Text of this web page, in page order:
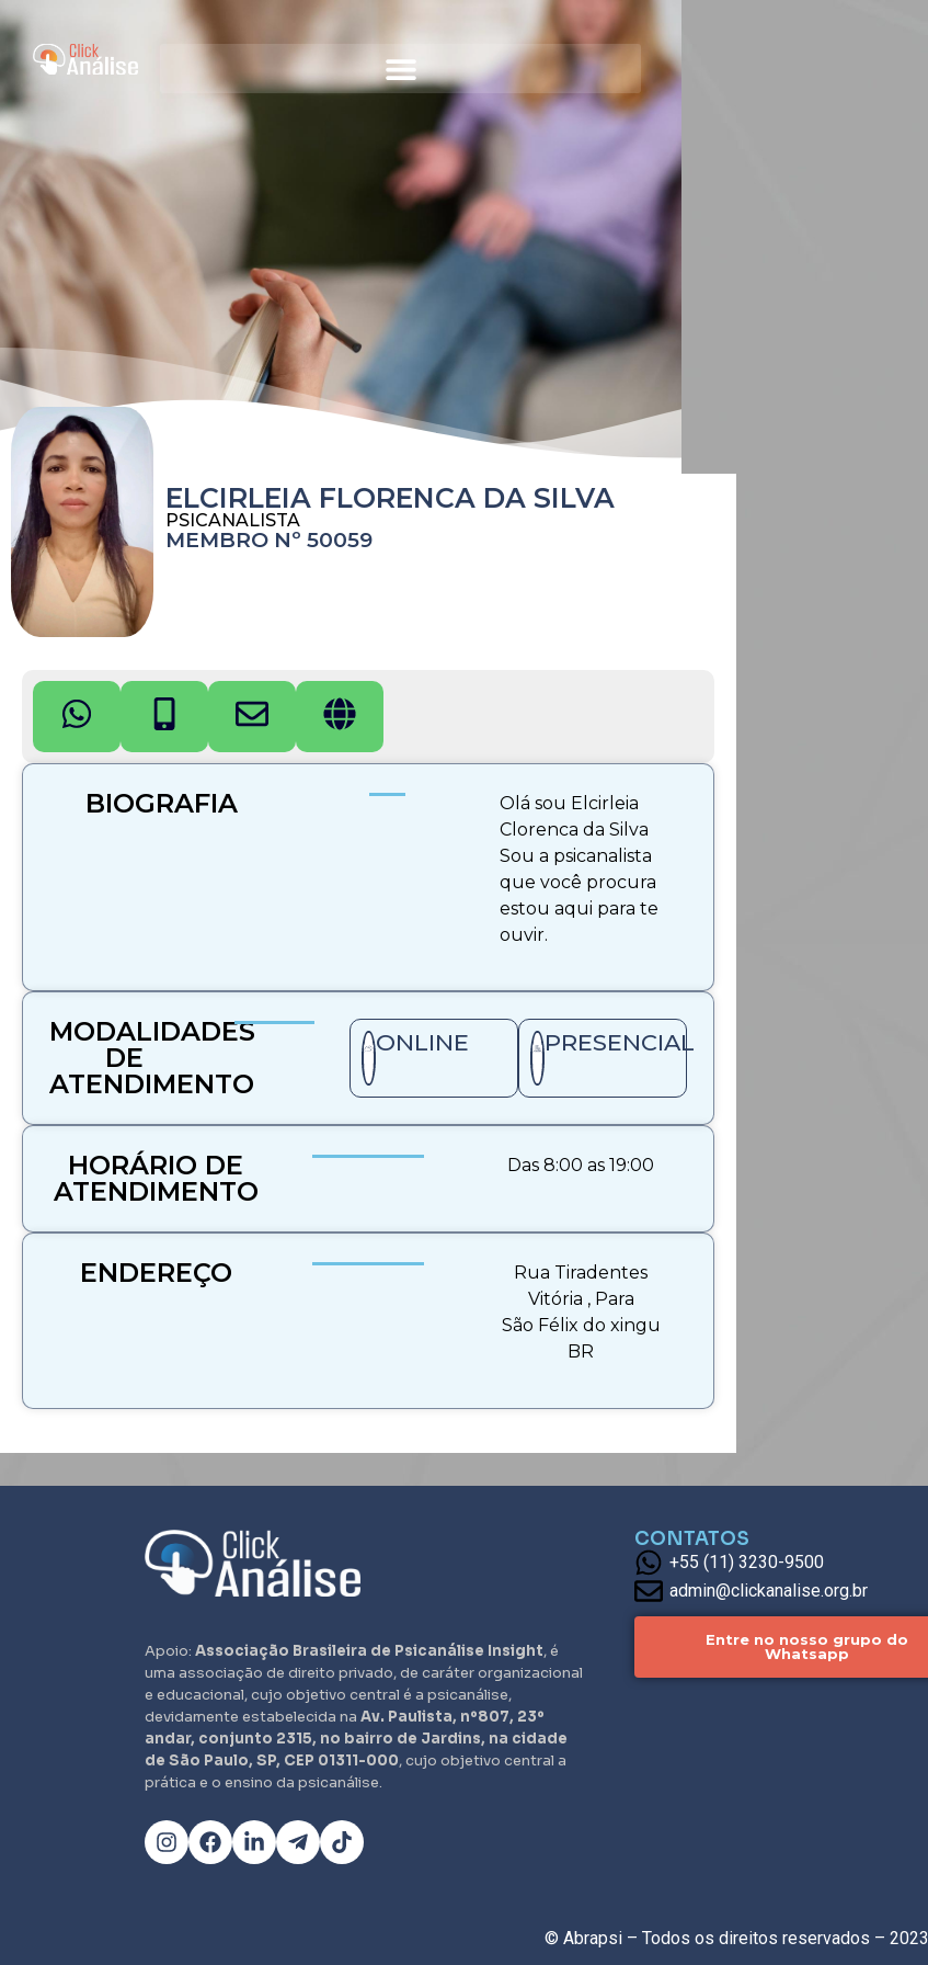
ELCIRLEIA FLORENCA DA SILVA
PSICANALISTA
MEMBRO Nº 50059
BIOGRAFIA
Olá sou Elcirleia
Clorenca da Silva
Sou a psicanalista
que você procura
estou aqui para te
ouvir.
MODALIDADES
DE
ATENDIMENTO​
ONLINE PRESENCIAL
HORÁRIO DE
ATENDIMENTO
Das 8:00 as 19:00
ENDEREÇO
Rua Tiradentes
Vitória , Para
São Félix do xingu
BR
Apoio: Associação Brasileira de Psicanálise Insight, é
uma associação de direito privado, de caráter organizacional
e educacional, cujo objetivo central é a psicanálise,
devidamente estabelecida na Av. Paulista, nº807, 23º
andar, conjunto 2315, no bairro de Jardins, na cidade
de São Paulo, SP, CEP 01311-000, cujo objetivo central a
prática e o ensino da psicanálise.
CONTATOS
+55 (11) 3230-9500
admin@clickanalise.org.br
Entre no nosso grupo do
Whatsapp
© Abrapsi – Todos os direitos reservados – 2023